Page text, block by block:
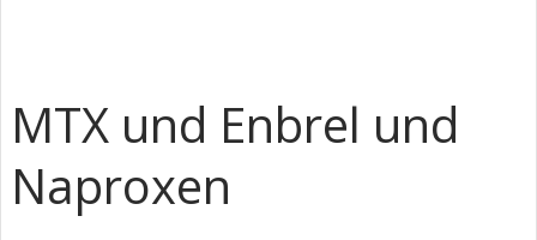
MTX und Enbrel und
Naproxen